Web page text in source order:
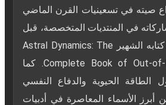
صيته في تسعينيات القرن الماضي
في المنتديات المتخصصة، قبل
أن يجمع أفكاره في كتابه الشهير Astral Dynamics: The
Complete Book of Out-of-Body Experiences. كما
الحيوية والدفاع النفسي
أبرز الأسماء المعاصرة في أدبيات